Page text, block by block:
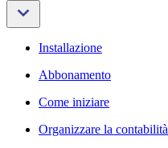
Installazione
Abbonamento
Come iniziare
Organizzare la contabilità